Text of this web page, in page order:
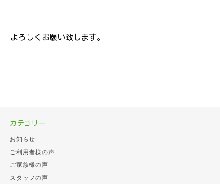
よろしくお願い致します。
カテゴリー
お知らせ
ご利用者様の声
ご家族様の声
スタッフの声